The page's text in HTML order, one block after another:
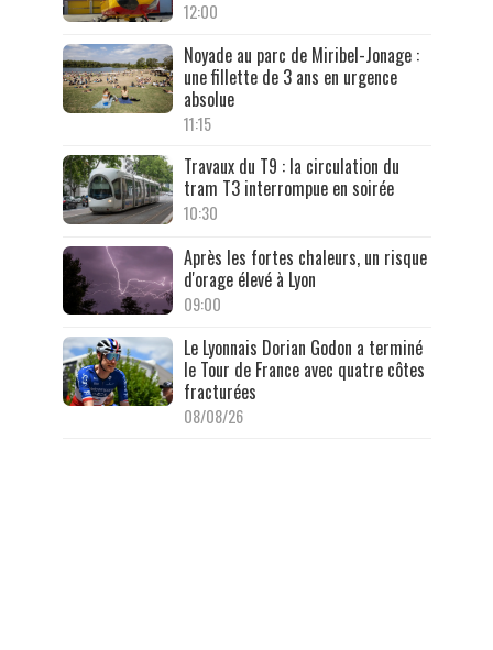
12:00
Noyade au parc de Miribel-Jonage :
une fillette de 3 ans en urgence
absolue
11:15
Travaux du T9 : la circulation du
tram T3 interrompue en soirée
10:30
Après les fortes chaleurs, un risque
d'orage élevé à Lyon
09:00
Le Lyonnais Dorian Godon a terminé
le Tour de France avec quatre côtes
fracturées
08/08/26